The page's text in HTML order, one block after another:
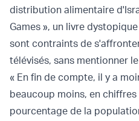
distribution alimentaire
Games », un livre
sont contraints de
télévisés, sans mentionner
« En fin de compte, il y a
beaucoup moins, en
pourcentage de la